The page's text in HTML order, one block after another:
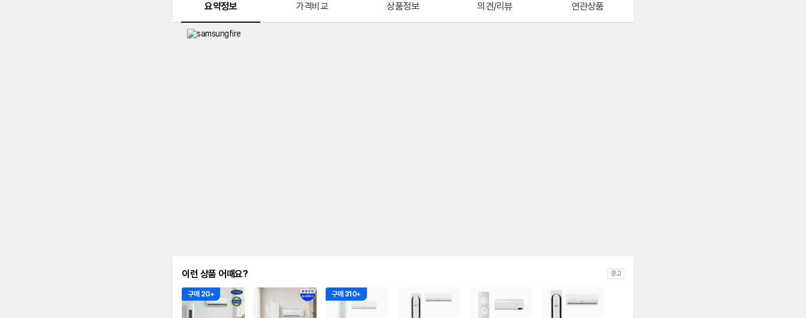
치
비
요약정보 가격비교 상품정보 의견/리뷰 연관상품
이런 상품 어때요? 광고
구매 20+ 구매 310+